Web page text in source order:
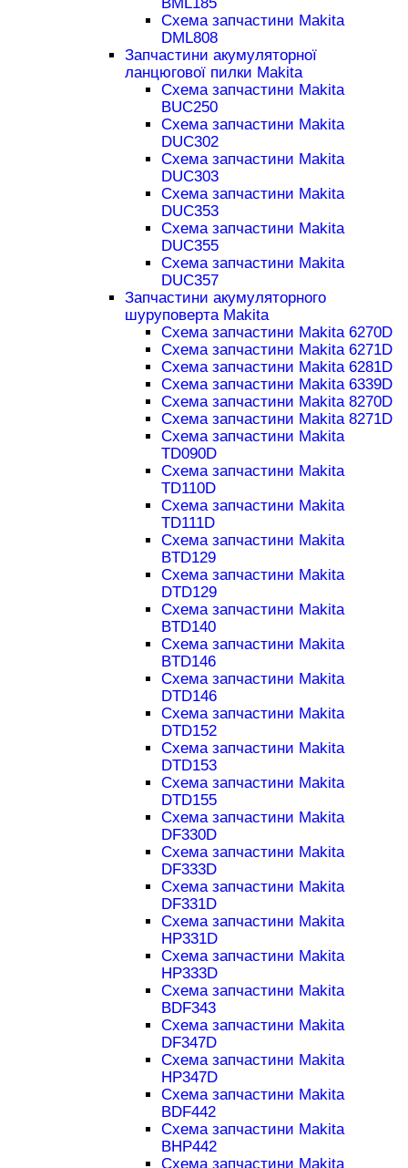
BML185
Схема запчастини Makita
DML808
Запчастини акумуляторної
ланцюгової пилки Makita
Схема запчастини Makita
BUC250
Схема запчастини Makita
DUC302
Схема запчастини Makita
DUC303
Схема запчастини Makita
DUC353
Схема запчастини Makita
DUC355
Схема запчастини Makita
DUC357
Запчастини акумуляторного
шуруповерта Makita
Схема запчастини Makita 6270D
Схема запчастини Makita 6271D
Схема запчастини Makita 6281D
Схема запчастини Makita 6339D
Схема запчастини Makita 8270D
Схема запчастини Makita 8271D
Схема запчастини Makita
TD090D
Схема запчастини Makita
TD110D
Схема запчастини Makita
TD111D
Схема запчастини Makita
BTD129
Схема запчастини Makita
DTD129
Схема запчастини Makita
BTD140
Схема запчастини Makita
BTD146
Схема запчастини Makita
DTD146
Схема запчастини Makita
DTD152
Схема запчастини Makita
DTD153
Схема запчастини Makita
DTD155
Схема запчастини Makita
DF330D
Схема запчастини Makita
DF333D
Схема запчастини Makita
DF331D
Схема запчастини Makita
HP331D
Схема запчастини Makita
HP333D
Схема запчастини Makita
BDF343
Схема запчастини Makita
DF347D
Схема запчастини Makita
HP347D
Схема запчастини Makita
BDF442
Схема запчастини Makita
BHP442
Схема запчастини Makita